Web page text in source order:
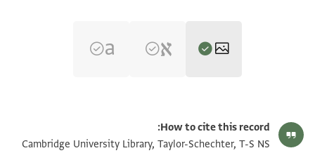
T-S NS 264.61 1v הגדל וסובב
How to cite this record:
Cambridge University Library, Taylor-Schechter, T-S NS